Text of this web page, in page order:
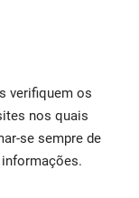
verifiquem os
nos quais
se sempre de